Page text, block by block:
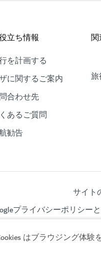
はブラウジング体験
立ち情報
を計画する
に関するご案内
合わせ先
あるご質問
勧告
関
サイト
プライバシーポリシーと